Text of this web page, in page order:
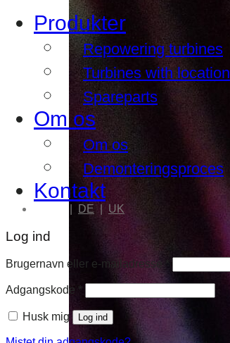
Produkter
Repowering turbines
Turbines with location
Spareparts
Om os
Om os
Demonteringsproces
Kontakt
DE UK
Log ind
Brugernavn eller e-mailadresse *
Adgangskode *Påkrævet
Husk mig Log ind